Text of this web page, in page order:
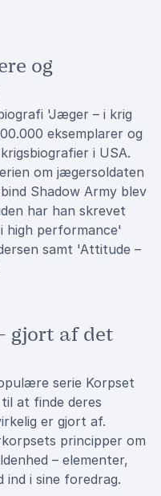
og
'Jæger – i krig
eksemplarer og
i USA.
om jægersoldaten
Shadow Army blev
har han skrevet
high performance'
samt 'Attitude –
gjort af det
serie Korpset
at finde deres
er gjort af.
principper om
– elementer,
ind i sine foredrag.